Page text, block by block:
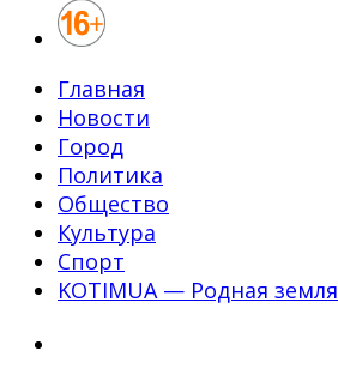
Главная
Новости
Город
Политика
Общество
Культура
Спорт
KOTIMUA — Родная земля